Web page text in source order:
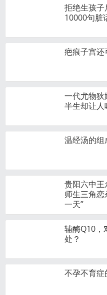
拒绝生孩子
10000句脏
疤痕子宫还
一代尤物
半生却让人
温经汤的
贵阳六中
师生三角恋
一天”
辅酶Q10，
处？
不孕不育症